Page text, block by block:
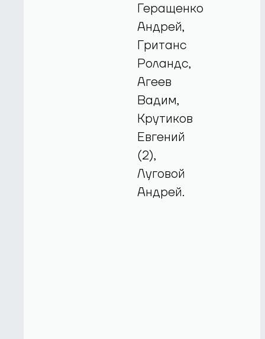
Геращенко
Андрей,
Гританс
Роландс,
Агеев
Вадим,
Крутиков
Евгений
(2),
Луговой
Андрей.